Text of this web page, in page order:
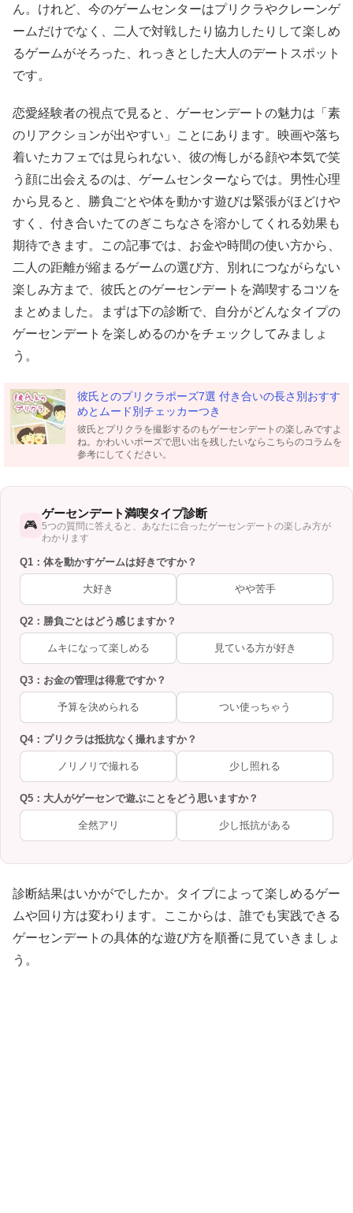
ん。けれど、今のゲームセンターはプリクラやクレーンゲ
ームだけでなく、二人で対戦したり協力したりして楽しめ
るゲームがそろった、れっきとした大人のデートスポット
です。
恋愛経験者の視点で見ると、ゲーセンデートの魅力は「素
のリアクションが出やすい」ことにあります。映画や落ち
着いたカフェでは見られない、彼の悔しがる顔や本気で笑
う顔に出会えるのは、ゲームセンターならでは。男性心理
から見ると、勝負ごとや体を動かす遊びは緊張がほどけや
すく、付き合いたてのぎこちなさを溶かしてくれる効果も
期待できます。この記事では、お金や時間の使い方から、
二人の距離が縮まるゲームの選び方、別れにつながらない
楽しみ方まで、彼氏とのゲーセンデートを満喫するコツを
まとめました。まずは下の診断で、自分がどんなタイプの
ゲーセンデートを楽しめるのかをチェックしてみましょ
う。
彼氏とのプリクラポーズ7選 付き合いの長さ別おすす
めとムード別チェッカーつき
彼氏とプリクラを撮影するのもゲーセンデートの楽しみですよ
ね。かわいいポーズで思い出を残したいならこちらのコラムを
参考にしてください。
🎮
ゲーセンデート満喫タイプ診断
5つの質問に答えると、あなたに合ったゲーセンデートの楽しみ方が
わかります
Q1：体を動かすゲームは好きですか？
大好き やや苦手
Q2：勝負ごとはどう感じますか？
ムキになって楽しめる 見ている方が好き
Q3：お金の管理は得意ですか？
予算を決められる つい使っちゃう
Q4：プリクラは抵抗なく撮れますか？
ノリノリで撮れる 少し照れる
Q5：大人がゲーセンで遊ぶことをどう思いますか？
全然アリ 少し抵抗がある
診断結果はいかがでしたか。タイプによって楽しめるゲー
ムや回り方は変わります。ここからは、誰でも実践できる
ゲーセンデートの具体的な遊び方を順番に見ていきましょ
う。